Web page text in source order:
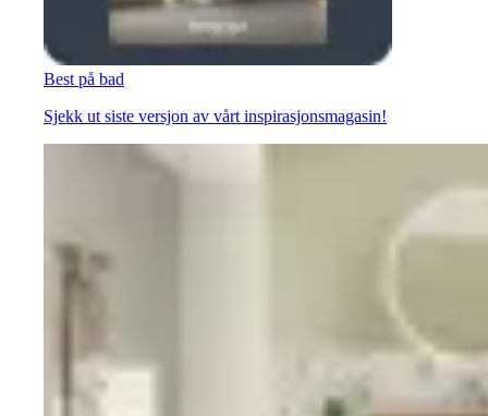
Best på bad
Sjekk ut siste versjon av vårt inspirasjonsmagasin!